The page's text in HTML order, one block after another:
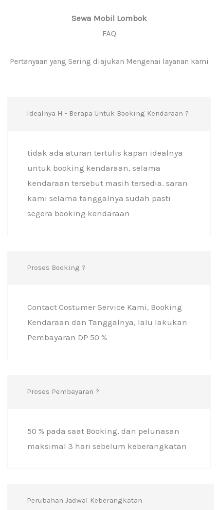
Sewa Mobil Lombok
FAQ
Pertanyaan yang Sering diajukan Mengenai layanan kami
Idealnya H - Berapa Untuk Booking Kendaraan ?
tidak ada aturan tertulis kapan idealnya
untuk booking kendaraan, selama
kendaraan tersebut masih tersedia. saran
kami selama tanggalnya sudah pasti
segera booking kendaraan
Proses Booking ?
Contact Costumer Service Kami, Booking
Kendaraan dan Tanggalnya, lalu lakukan
Pembayaran DP 50 %
Proses Pembayaran ?
50 % pada saat Booking, dan pelunasan
maksimal 3 hari sebelum keberangkatan
Perubahan Jadwal Keberangkatan